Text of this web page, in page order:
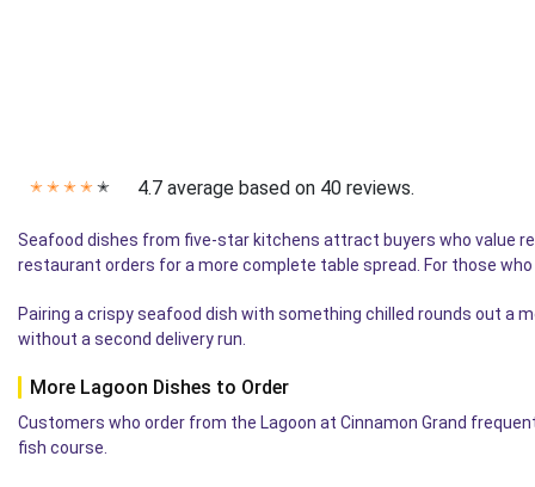
✭ ✭ ✭ ✭ ✭ 4.7 average based on 40 reviews.
Seafood dishes from five-star kitchens attract buyers who value
restaurant orders for a more complete table spread. For those
Pairing a crispy seafood dish with something chilled rounds out a
without a second delivery run.
More Lagoon Dishes to Order
Customers who order from the Lagoon at Cinnamon Grand
fish course.